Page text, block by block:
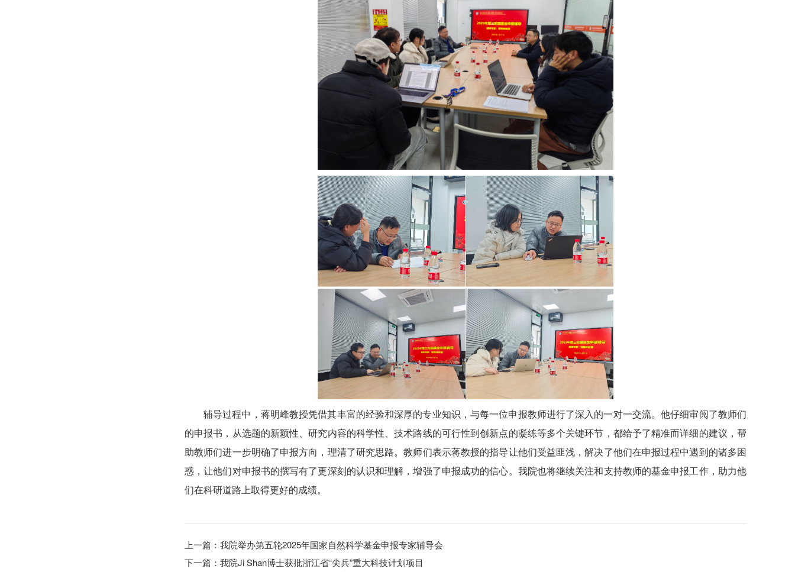
辅导过程中，蒋明峰教授凭借其丰富的经验和深厚的专业知识，与每一位申报教师进行了深入的一对一交流。他仔细审阅了教师们
的申报书，从选题的新颖性、研究内容的科学性、技术路线的可行性到创新点的凝练等多个关键环节，都给予了精准而详细的建议，帮
助教师们进一步明确了申报方向，理清了研究思路。教师们表示蒋教授的指导让他们受益匪浅，解决了他们在申报过程中遇到的诸多困
惑，让他们对申报书的撰写有了更深刻的认识和理解，增强了申报成功的信心。我院也将继续关注和支持教师的基金申报工作，助力他
们在科研道路上取得更好的成绩。
上一篇： 我院举办第五轮2025年国家自然科学基金申报专家辅导会
下一篇： 我院Ji Shan博士获批浙江省“尖兵”重大科技计划项目